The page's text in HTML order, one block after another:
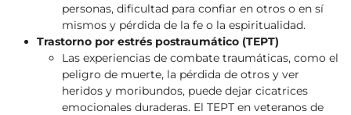
personas, dificultad para confiar en otros o en sí
mismos y pérdida de la fe o la espiritualidad.
Trastorno por estrés postraumático (TEPT)
Las experiencias de combate traumáticas, como el
peligro de muerte, la pérdida de otros y ver
heridos y moribundos, puede dejar cicatrices
emocionales duraderas. El TEPT en veteranos de